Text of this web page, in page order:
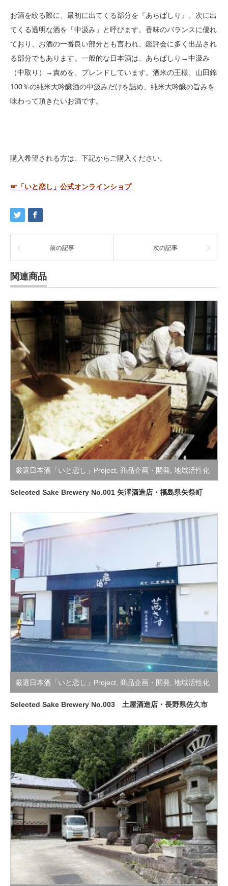
お酒を絞る際に、最初に出てくる部分を『あらばしり』、次に出
てくる透明な酒を「中汲み」と呼びます。香味のバランスに優れ
ており、お酒の一番良い部分とも言われ、鑑評会に多く出品され
る部分でもあります。一般的な日本酒は、あらばしり→中汲み
（中取り）→責めを、ブレンドしています。酒米の王様、山田錦
100％の純米大吟醸酒の中汲みだけを詰め、純米大吟醸の旨みを
味わって頂きたいお酒です。
購入希望される方は、下記からご購入ください。
☞「いと恋し」公式オンラインショプ
前の記事 次の記事
関連商品
厳選日本酒「いと恋し」Project 商品企画・開発 地域活性化
支援活動
Selected Sake Brewery No.001 矢澤酒造店・福島県矢祭町
厳選日本酒「いと恋し」Project 商品企画・開発 地域活性化
支援活動
Selected Sake Brewery No.003 土屋酒造店・長野県佐久市